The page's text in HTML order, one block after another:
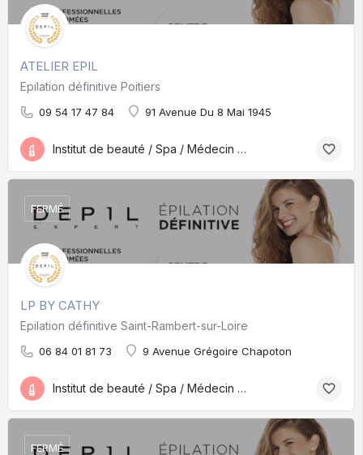
ATELIER EPIL
Epilation définitive Poitiers
09 54 17 47 84 91 Avenue Du 8 Mai 1945
Institut de beauté / Spa / Médecin esthétique
LP BY CATHY
Epilation définitive Saint-Rambert-sur-Loire
06 84 01 81 73 9 Avenue Grégoire Chapoton
FERMÉ
Institut de beauté / Spa / Médecin esthétique
FERMÉ